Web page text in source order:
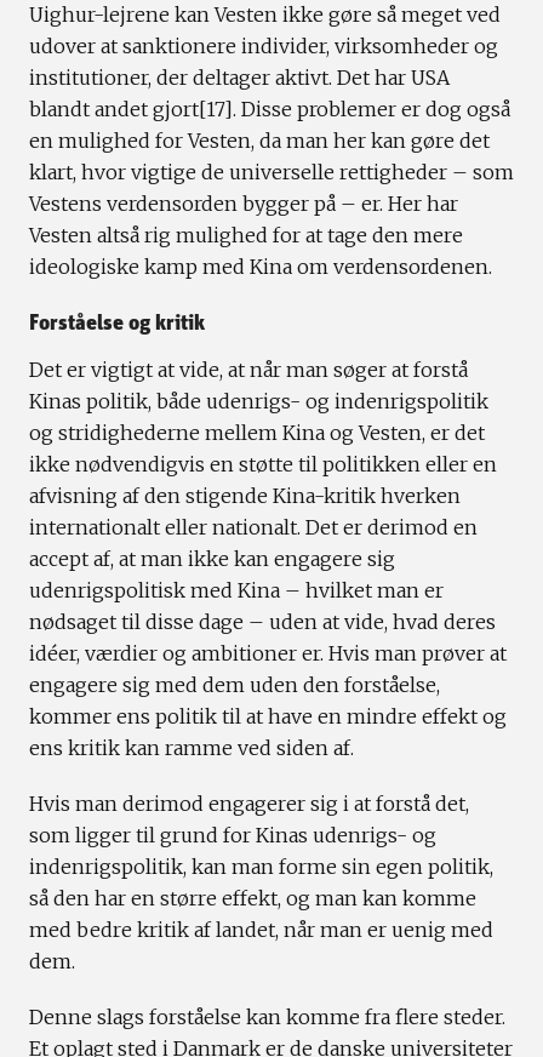
Uighur-lejrene kan Vesten ikke gøre så meget ved
udover at sanktionere individer, virksomheder og
institutioner, der deltager aktivt. Det har USA
blandt andet gjort[17]. Disse problemer er dog også
en mulighed for Vesten, da man her kan gøre det
klart, hvor vigtige de universelle rettigheder – som
Vestens verdensorden bygger på – er. Her har
Vesten altså rig mulighed for at tage den mere
ideologiske kamp med Kina om verdensordenen.
Forståelse og kritik
Det er vigtigt at vide, at når man søger at forstå
Kinas politik, både udenrigs- og indenrigspolitik
og stridighederne mellem Kina og Vesten, er det
ikke nødvendigvis en støtte til politikken eller en
afvisning af den stigende Kina-kritik hverken
internationalt eller nationalt. Det er derimod en
accept af, at man ikke kan engagere sig
udenrigspolitisk med Kina – hvilket man er
nødsaget til disse dage – uden at vide, hvad deres
idéer, værdier og ambitioner er. Hvis man prøver at
engagere sig med dem uden den forståelse,
kommer ens politik til at have en mindre effekt og
ens kritik kan ramme ved siden af.
Hvis man derimod engagerer sig i at forstå det,
som ligger til grund for Kinas udenrigs- og
indenrigspolitik, kan man forme sin egen politik,
så den har en større effekt, og man kan komme
med bedre kritik af landet, når man er uenig med
dem.
Denne slags forståelse kan komme fra flere steder.
Et oplagt sted i Danmark er de danske universiteter